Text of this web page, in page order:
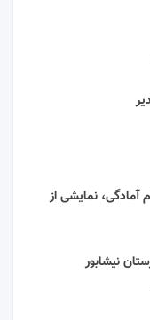
نمایشی از
نیشابور